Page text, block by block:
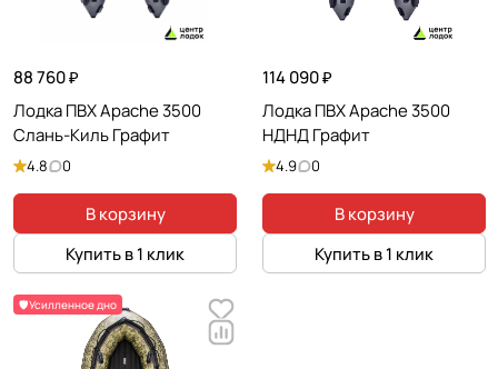
88 760 ₽
Лодка ПВХ Apache 3500
Слань-Киль Графит
4.8 0
В корзину
Купить в 1 клик
114 090 ₽
Лодка ПВХ Apache 3500
НДНД Графит
4.9 0
В корзину
Купить в 1 клик
🛡️Усилленное дно